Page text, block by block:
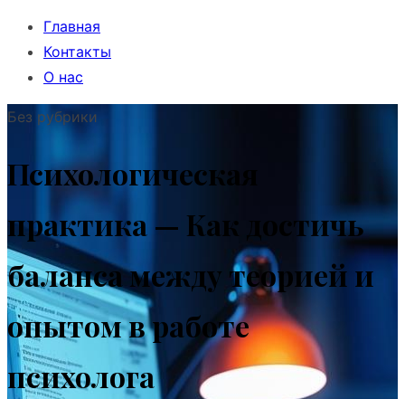
Главная
Контакты
О нас
Без рубрики
Психологическая
практика — Как достичь
баланса между теорией и
опытом в работе
психолога